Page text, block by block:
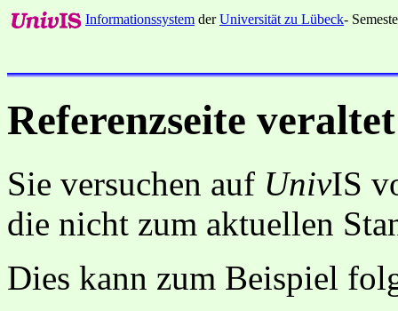
Informationssystem derUniversität zu Lübeck-
Referenzseite veraltet
Sie versuchen auf UnivIS
die nicht zum aktuellen
Dies kann zum Beispiel